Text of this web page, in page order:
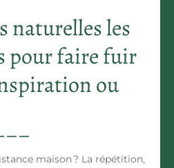
naturelles les
pour faire fuir
ou
maison ? La répétition,